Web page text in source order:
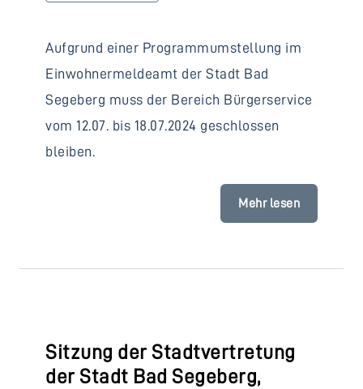
Aufgrund einer Programmumstellung im
Einwohnermeldeamt der Stadt Bad
Segeberg muss der Bereich Bürgerservice
vom 12.07. bis 18.07.2024 geschlossen
bleiben.
Mehr lesen
Sitzung der Stadtvertretung
der Stadt Bad Segeberg,